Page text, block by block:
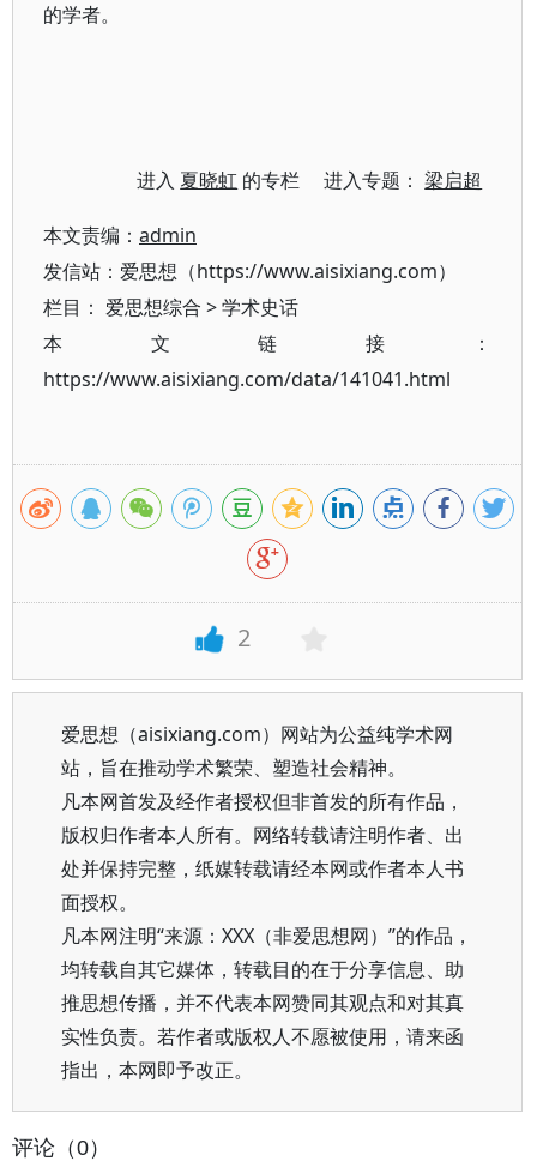
的学者。
进入 夏晓虹 的专栏 进入专题：梁启超
本文责编： admin
发信站：爱思想（https://www.aisixiang.com）
栏目： 爱思想综合 >学术史话
本文链接：
https://www.aisixiang.com/data/141041.html
2
爱思想（aisixiang.com）网站为公益纯学术网
站，旨在推动学术繁荣、塑造社会精神。
凡本网首发及经作者授权但非首发的所有作品，
版权归作者本人所有。网络转载请注明作者、出
处并保持完整，纸媒转载请经本网或作者本人书
面授权。
凡本网注明“来源：XXX（非爱思想网）”的作品，
均转载自其它媒体，转载目的在于分享信息、助
推思想传播，并不代表本网赞同其观点和对其真
实性负责。若作者或版权人不愿被使用，请来函
指出，本网即予改正。
评论（0）